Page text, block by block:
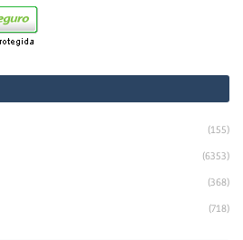
(155)
(6353)
(368)
(718)